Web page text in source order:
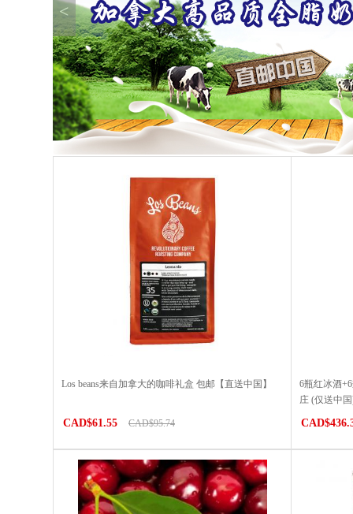
<
Los beans来自加拿大的咖啡礼盒 包邮【直送中国】
CAD$61.55 CAD$95.74
6瓶红冰酒
庄 (仅送中